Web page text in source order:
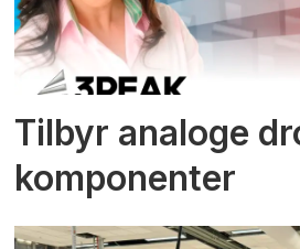
Tilbyr analoge
komponenter